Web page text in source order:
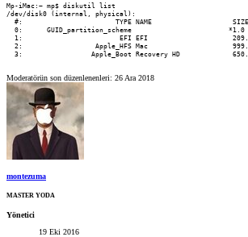
Mp-iMac:~ mp$ diskutil list
/dev/disk0 (internal, physical):
#:                       TYPE NAME
0:      GUID_partition_scheme                        *1.0
1:                        EFI EFI
2:                  Apple_HFS Mac
3:                 Apple_Boot Recovery HD
Moderatörün son düzenlenenleri: 26 Ara 2018
montezuma
MASTER YODA
Yönetici
19 Eki 2016